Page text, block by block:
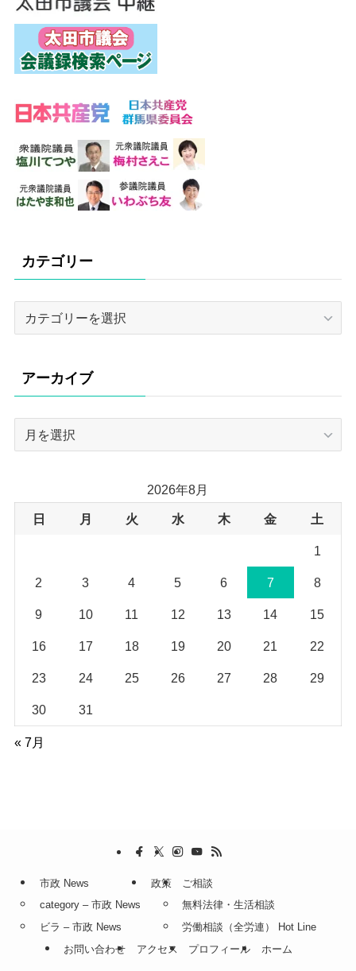
カテゴリー
リ
ー
アーカイブ
ブ
2026年8月
日 月 火 水 木 金 土
1
2 3 4 5 6 7 8
9 10 11 12 13 14 15
16 17 18 19 20 21 22
23 24 25 26 27 28 29
30 31
« 7月
市政 News
category – 市政 News
ビラ – 市政 News
政策
ご相談
無料法律・生活相談
労働相談（全労連） Hot Line
お問い合わせ
アクセス プロフィール ホーム